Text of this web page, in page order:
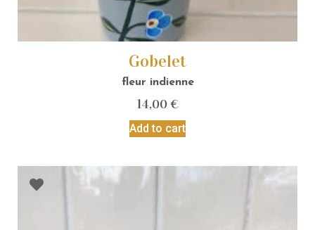
Gobelet
fleur indienne
14,00 €
Add to cart